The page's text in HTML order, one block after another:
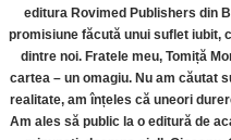
editura Rovimed Publishers din
promisiune făcută unui suflet iubit,
dintre noi. Fratele meu, Tomiță
cartea – un omagiu. Nu am căutat
realitate, am înțeles că uneori
Am ales să public la o editură de